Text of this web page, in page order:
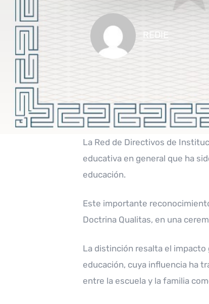
REDIE
La Red de Directivos de
educativa en general que ha
educación.
Este importante
Doctrina Qualitas, en una
La distinción resalta el impacto
educación, cuya influencia ha
entre la escuela y la familia